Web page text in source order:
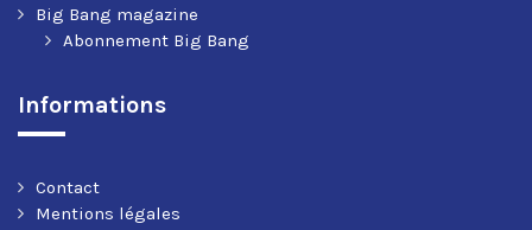
Big Bang magazine
Abonnement Big Bang
Informations
Contact
Mentions légales